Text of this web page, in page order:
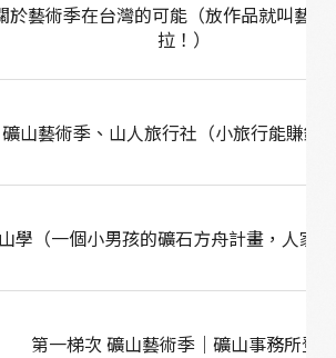
藝術季在台灣的可能（放作品就叫藝術
拉！）
山藝術季、山人旅行社（小旅行能賺錢
學（一個小男孩的礦石方舟計畫，人家
第一梯次 礦山藝術季｜礦山事務所登場